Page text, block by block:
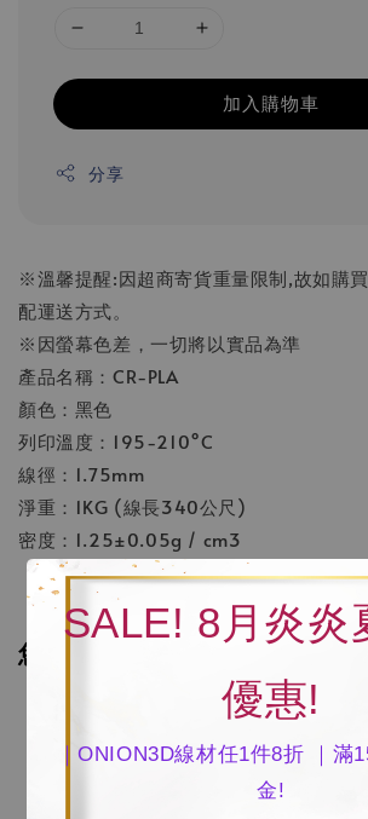
SALE! 8月炎炎
優惠!
｜ONION3D線材任1件8折 ｜滿
金!
加入購物車
分享
※溫馨提醒:因超商寄貨重量限制,故如購
配運送方式。
※因螢幕色差，一切將以實品為準
產品名稱：CR-PLA
顏色：黑色
列印溫度：195-210°C
線徑：1.75mm
淨重：1KG (線長340公尺)
密度：1.25±0.05g / cm3
您可能也喜歡